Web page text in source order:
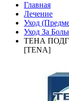
Главная
Лечение
Уход
Уход За
ТЕНА
[TENA]